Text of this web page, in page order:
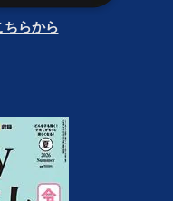
ちらから